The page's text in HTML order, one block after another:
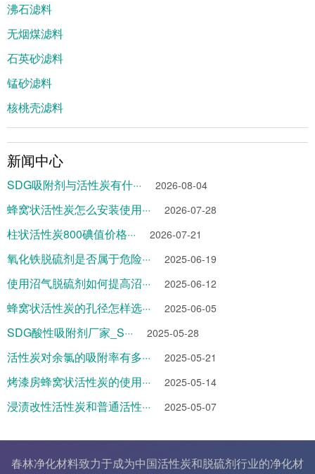
沸石滤料
无烟煤滤料
石英砂滤料
锰砂滤料
核桃壳滤料
新闻中心
SDG吸附剂与活性炭有什··· 2026-08-04
蜂窝状活性炭怎么安装使用··· 2026-07-28
柱状活性炭800碘值价格··· 2026-07-21
氧化铁脱硫剂是否属于危险··· 2025-06-19
使用沼气脱硫剂如何提高沼··· 2025-06-12
蜂窝状活性炭的孔径怎样选··· 2025-06-05
SDG酸性吸附剂厂家_S··· 2025-05-28
活性炭对余氯的吸附率有多··· 2025-05-21
烤漆房蜂窝状活性炭的使用··· 2025-05-14
浸渍改性活性炭和普通活性··· 2025-05-07
春林净化材料致力于成为中国活性炭和脱硫剂行业的净化材